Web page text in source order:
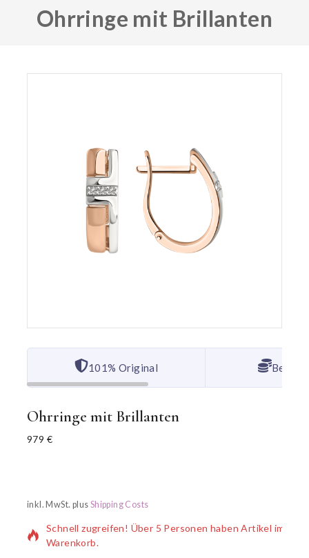
Ohrringe mit Brillanten
101% Original Bester
Ohrringe mit Brillanten
979 €
inkl. MwSt. plus Shipping Costs
7 Produkte wurden in den letzten 17 Stunden verkauft
Schnell zugreifen! Über 5 Personen haben Artikel im
Warenkorb.